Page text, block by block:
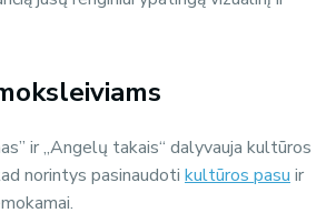
ir „Angelų takais“ dalyvauja kultūros
norintys pasinaudoti kultūros pasu ir